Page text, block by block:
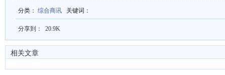
分类 ： 综合商讯 关键词 ：
分享到： 20.9K
相关文章